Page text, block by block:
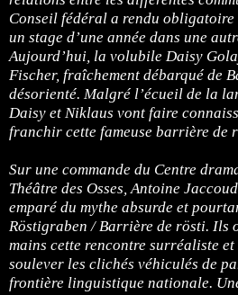
Conseil fédéral a rendu
un stage d’une année dans une
Aujourd’hui, la volubile Daisy
Fischer, fraîchement débarqué de
désorienté. Malgré l’écueil de la
Daisy et Niklaus vont faire
franchir cette fameuse barrière de
Sur une commande du Centre
Théâtre des Osses, Antoine
emparé du mythe absurde et
Röstigraben / Barrière de rösti. Ils
mains cette rencontre surréaliste et
soulever les clichés véhiculés de
frontière linguistique nationale.